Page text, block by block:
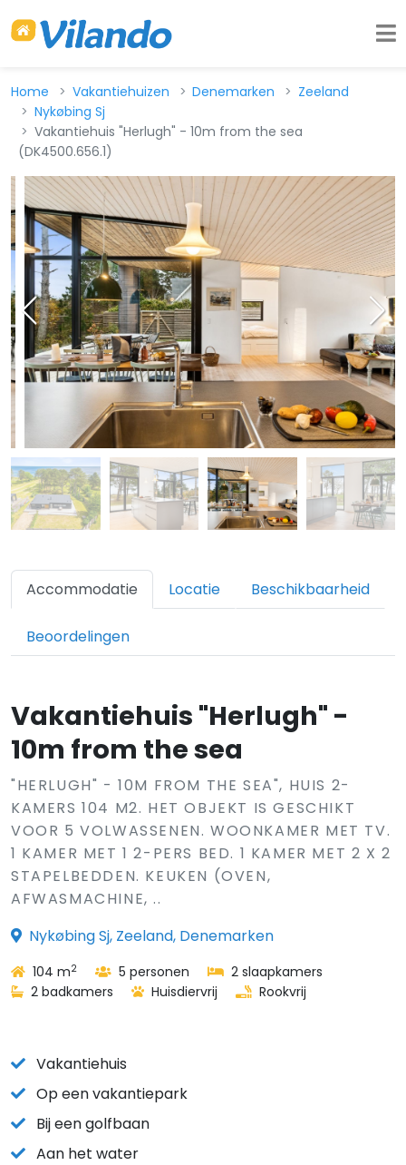
Home Vakantiehuizen Denemarken
Zeeland
Nykøbing Sj
Vakantiehuis "Herlugh" - 10m from the sea
(DK4500.656.1)
Accommodatie Locatie Beschikbaarheid
Beoordelingen
Vakantiehuis "Herlugh" -
10m from the sea
"HERLUGH" - 10M FROM THE SEA", HUIS 2-
KAMERS 104 M2. HET OBJEKT IS GESCHIKT
VOOR 5 VOLWASSENEN. WOONKAMER MET TV.
1 KAMER MET 1 2-PERS BED. 1 KAMER MET 2 X 2
STAPELBEDDEN. KEUKEN (OVEN,
AFWASMACHINE, ..
Nykøbing Sj, Zeeland, Denemarken
104 m2 5 personen
2 slaapkamers
2 badkamers
Huisdiervrij Rookvrij
Vakantiehuis
Op een vakantiepark
Bij een golfbaan
Aan het water